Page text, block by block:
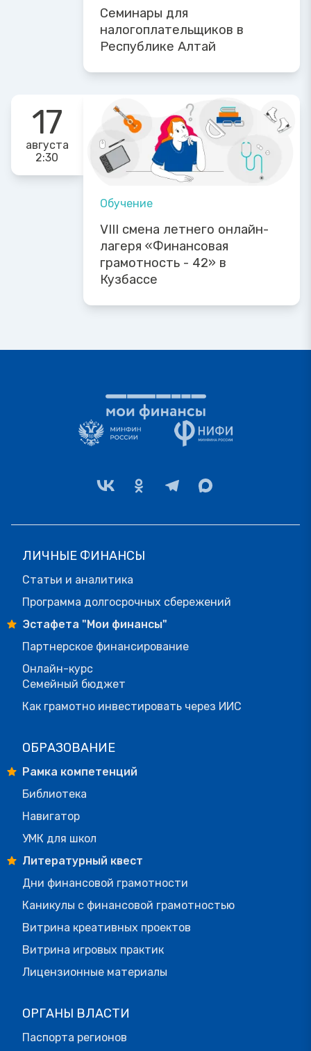
Семинары для
налогоплательщиков в
Республике Алтай
17
августа
2:30
Обучение
VIII смена летнего онлайн-
лагеря «Финансовая
грамотность - 42» в
Кузбассе
ЛИЧНЫЕ ФИНАНСЫ
Статьи и аналитика
Программа долгосрочных сбережений
Эстафета "Мои финансы"
Партнерское финансирование
Онлайн-курс
Семейный бюджет
Как грамотно инвестировать через ИИС
ОБРАЗОВАНИЕ
Рамка компетенций
Библиотека
Навигатор
УМК для школ
Литературный квест
Дни финансовой грамотности
Каникулы с финансовой грамотностью
Витрина креативных проектов
Витрина игровых практик
Лицензионные материалы
ОРГАНЫ ВЛАСТИ
Паспорта регионов